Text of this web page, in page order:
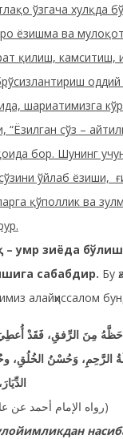
ўзгача хулқда
ёзишма ва
қилиш, камситиш,
оддий
шариатимизга
“Ёзилган сўз –
бор. Шунинг
ўйлаб ёзиши,
қўполлик ва
– умр зиёда
сабабдир. Бу
алайҳиссалом
مِنَ الرِّفقِ، فَقَدْ
الرَّحِمِ، وَحُسْنُ الخُلُقِ،
(رواه الإمام أحمد عن عائشة رضي الله عنها)